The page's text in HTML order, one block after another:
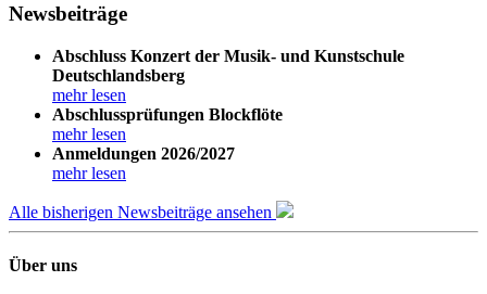
Newsbeiträge
Abschluss Konzert der Musik- und Kunstschule
Deutschlandsberg
mehr lesen
Abschlussprüfungen Blockflöte
mehr lesen
Anmeldungen 2026/2027
mehr lesen
Alle bisherigen Newsbeiträge ansehen
Über uns